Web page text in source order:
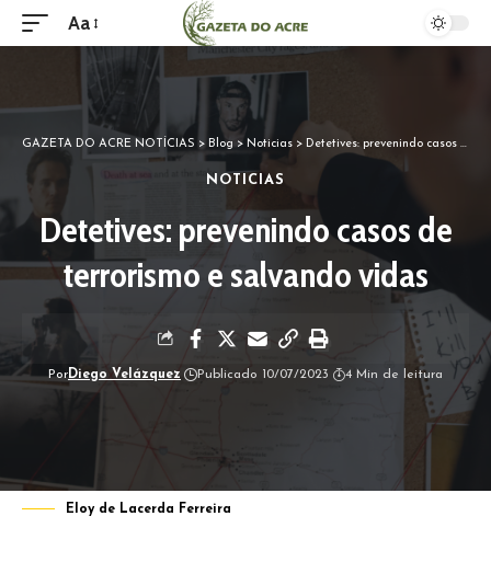
Aa
GAZETA DO ACRE NOTÍCIAS > Blog > Noticias > Detetives: prevenindo casos de terrorismo e salvando vidas
NOTICIAS
Detetives: prevenindo casos de
terrorismo e salvando vidas
PorDiego Velázquez Publicado 10/07/2023 4 Min de leitura
Eloy de Lacerda Ferreira